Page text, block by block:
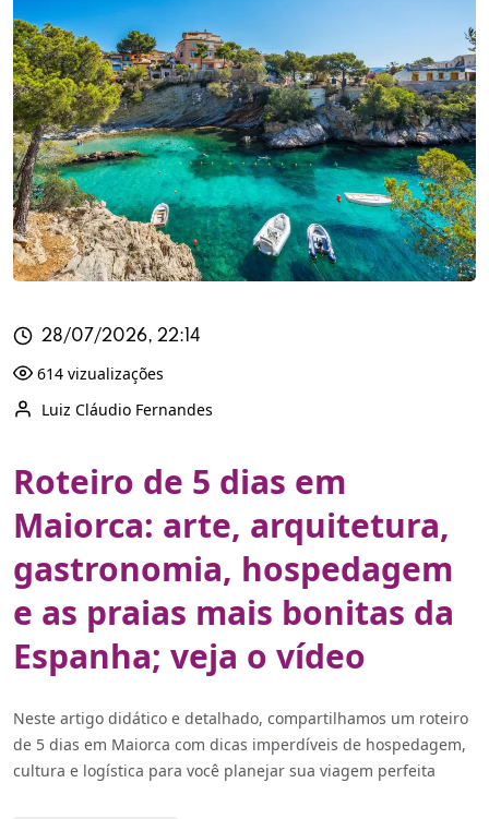
28/07/2026, 22:14
614 vizualizações
Luiz Cláudio Fernandes
Roteiro de 5 dias em
Maiorca: arte, arquitetura,
gastronomia, hospedagem
e as praias mais bonitas da
Espanha; veja o vídeo
Neste artigo didático e detalhado, compartilhamos um roteiro
de 5 dias em Maiorca com dicas imperdíveis de hospedagem,
cultura e logística para você planejar sua viagem perfeita